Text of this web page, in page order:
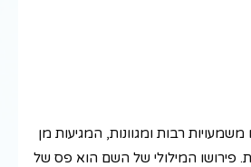
רבות ומגוונות, המגיעות מן
פירושו המילולי של השם הוא פס של